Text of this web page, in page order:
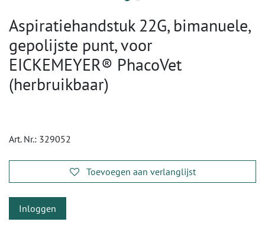
Aspiratiehandstuk 22G, bimanuele,
gepolijste punt, voor
EICKEMEYER® PhacoVet
(herbruikbaar)
Art. Nr.: 329052
Toevoegen aan verlanglijst
Inloggen